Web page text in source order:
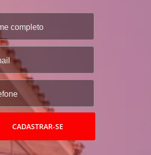
CADASTRAR-SE